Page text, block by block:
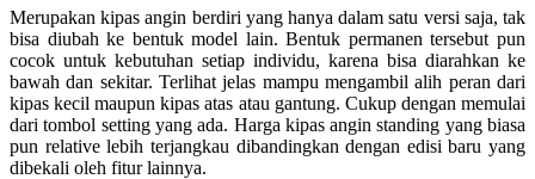
Merupakan kipas angin berdiri yang hanya dalam satu versi saja, tak
bisa diubah ke bentuk model lain. Bentuk permanen tersebut pun
cocok untuk kebutuhan setiap individu, karena bisa diarahkan ke
bawah dan sekitar. Terlihat jelas mampu mengambil alih peran dari
kipas kecil maupun kipas atas atau gantung. Cukup dengan memulai
dari tombol setting yang ada. Harga kipas angin standing yang biasa
pun relative lebih terjangkau dibandingkan dengan edisi baru yang
dibekali oleh fitur lainnya.